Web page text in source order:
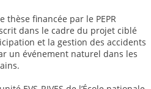
financée par le PEPR
dans le cadre du projet ciblé
et la gestion des accidents
un événement naturel dans les